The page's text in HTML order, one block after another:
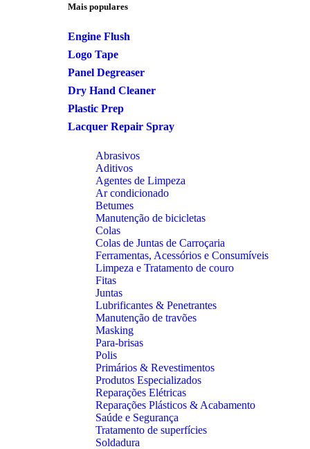
Mais populares
Engine Flush
Logo Tape
Panel Degreaser
Dry Hand Cleaner
Plastic Prep
Lacquer Repair Spray
Abrasivos
Aditivos
Agentes de Limpeza
Ar condicionado
Betumes
Manutenção de bicicletas
Colas
Colas de Juntas de Carroçaria
Ferramentas, Acessórios e Consumíveis
Limpeza e Tratamento de couro
Fitas
Juntas
Lubrificantes & Penetrantes
Manutenção de travões
Masking
Para-brisas
Polis
Primários & Revestimentos
Produtos Especializados
Reparações Elétricas
Reparações Plásticos & Acabamento
Saúde e Segurança
Tratamento de superfícies
Soldadura